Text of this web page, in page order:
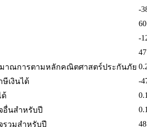
-
-
มาณการตามหลักคณิตศาสตร์ประกันภัย
เงินได้
-
ด้
อื่นสำหรับปี
รวมสำหรับปี